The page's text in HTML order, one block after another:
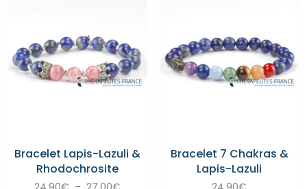
Bracelet Lapis-Lazuli &
Rhodochrosite
Bracelet 7 Chakras &
Lapis-Lazuli